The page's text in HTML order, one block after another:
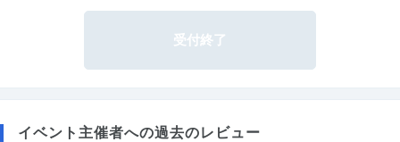
受付終了
イベント主催者への過去のレビュー